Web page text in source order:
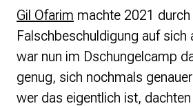
Gil Ofarim machte 2021 durch
Falschbeschuldigung auf sich
war nun im Dschungelcamp
genug, sich nochmals
wer das eigentlich ist,